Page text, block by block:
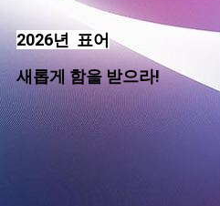
2026년 표어
새롭게 함을 받으라!